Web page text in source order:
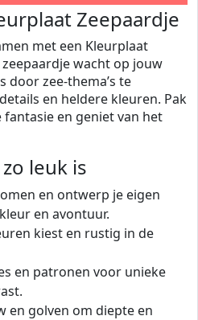
Zeepaardje
met een Kleurplaat
wacht op jouw
door zee-thema’s te
en heldere kleuren. Pak
en geniet van het
leuk is
en ontwerp je eigen
en avontuur.
kiest en rustig in de
en patronen voor unieke
en golven om diepte en